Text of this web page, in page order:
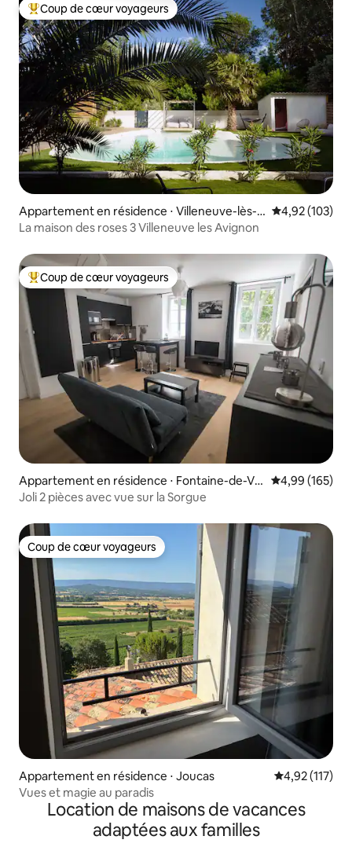
Coups de cœur voyageurs les plus appréciés
Coup de cœur voyageurs
Appartement en résidence ⋅ Villeneuve-lès-A
vignon
Évaluation
4,92 (103)
La maison des roses 3 Villeneuve les Avignon
Coups de cœur voyageurs les plus appréciés
Coup de cœur voyageurs
Appartement en résidence ⋅ Fontaine-de-Va
ucluse
Évaluation
4,99 (165)
Joli 2 pièces avec vue sur la Sorgue
Coup de cœur voyageurs
Coup de cœur voyageurs
Appartement en résidence ⋅ Joucas Évaluation
4,92 (117)
Vues et magie au paradis
Location de maisons de vacances
adaptées aux familles